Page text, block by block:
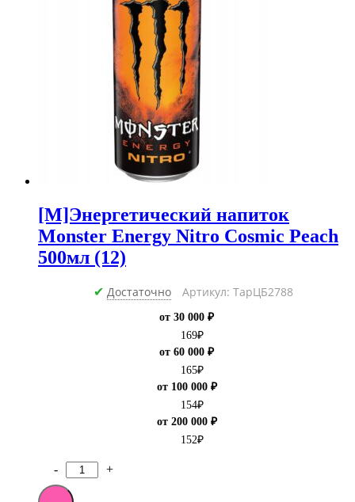
[M]Энергетический напиток
Monster Energy Nitro Cosmic Peach
500мл (12)
✔ Достаточно Артикул: ТарЦБ2788
от 30 000 ₽
169₽
от 60 000 ₽
165₽
от 100 000 ₽
154₽
от 200 000 ₽
152₽
Количество
товара
- +